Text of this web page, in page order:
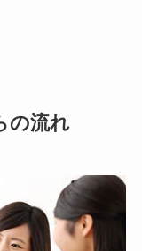
の流れ